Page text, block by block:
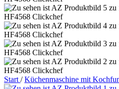
Start / Küchenmaschine mit